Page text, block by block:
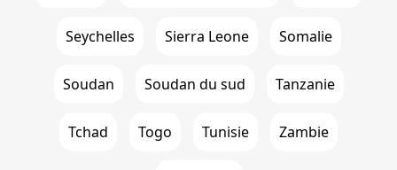
Seychelles Sierra Leone Somalie
Soudan Soudan du sud Tanzanie
Tchad Togo Tunisie Zambie